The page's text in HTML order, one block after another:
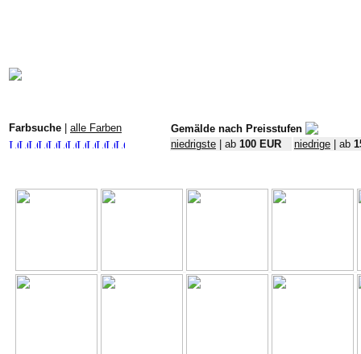
Farbsuche alle Farben
Gemälde nach Preisstufen
niedrigste | ab 100 EUR niedrige | ab